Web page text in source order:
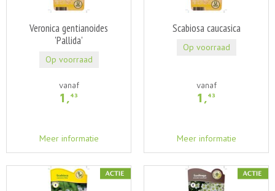
Veronica gentianoides
'Pallida'
vanaf
1 ,43
Meer informatie
Op voorraad
Scabiosa caucasica
vanaf
1 ,43
Meer informatie
Op voorraad